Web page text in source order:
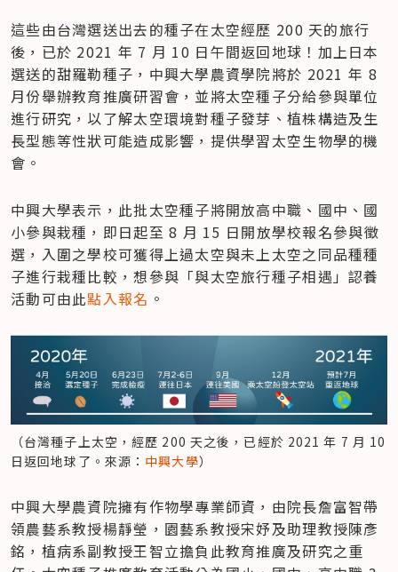
這些由台灣選送出去的種子在太空經歷 200 天的旅行
後，已於 2021 年 7 月 10 日午間返回地球！加上日本
選送的甜羅勒種子，中興大學農資學院將於 2021 年 8
月份舉辦教育推廣研習會，並將太空種子分給參與單位
進行研究，以了解太空環境對種子發芽、植株構造及生
長型態等性狀可能造成影響，提供學習太空生物學的機
會。
中興大學表示，此批太空種子將開放高中職、國中、國
小參與栽種，即日起至 8 月 15 日開放學校報名參與徵
選，入圍之學校可獲得上過太空與未上太空之同品種種
子進行栽種比較，想參與「與太空旅行種子相遇」認養
活動可由此點入報名 。
（台灣種子上太空，經歷 200 天之後，已經於 2021 年 7 月 10
日返回地球了。來源： 中興大學）
中興大學農資院擁有作物學專業師資，由院長詹富智帶
領農藝系教授楊靜瑩，園藝系教授宋妤及助理教授陳彥
銘，植病系副教授王智立擔負此教育推廣及研究之重